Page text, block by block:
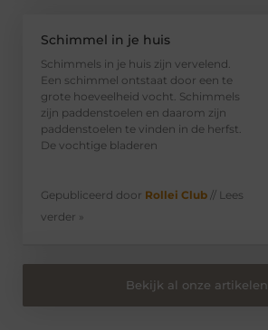
Schimmel in je huis
Schimmels in je huis zijn vervelend.
Een schimmel ontstaat door een te
grote hoeveelheid vocht. Schimmels
zijn paddenstoelen en daarom zijn
paddenstoelen te vinden in de herfst.
De vochtige bladeren
Gepubliceerd door Rollei Club // Lees
verder »
Bekijk al onze artikelen